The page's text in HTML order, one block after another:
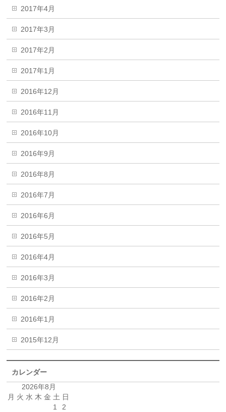
2017年4月
2017年3月
2017年2月
2017年1月
2016年12月
2016年11月
2016年10月
2016年9月
2016年8月
2016年7月
2016年6月
2016年5月
2016年4月
2016年3月
2016年2月
2016年1月
2015年12月
カレンダー
2026年8月
月 火 水 木 金 土 日
1
2